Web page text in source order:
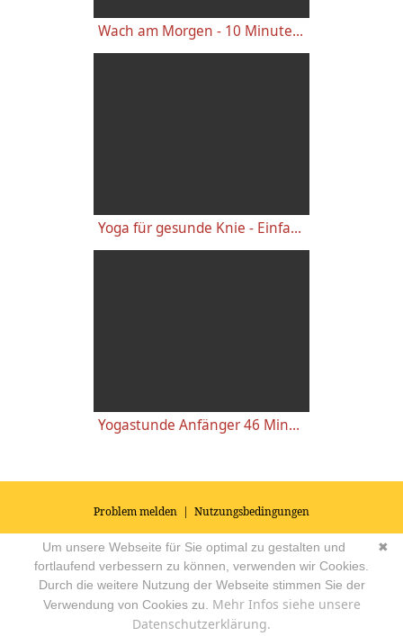
Wach am Morgen - 10 Minuten Yogastunde für Energie
Yoga für gesunde Knie - Einfache wirkungsvolle Gelenkübungen
Yogastunde Anfänger 46 Minuten
Problem melden | Nutzungsbedingungen
© 2026Impressum|Datenschutz|AGB's| Yoga Vidya Community -
Forum für Yoga, Meditation und Ayurveda Powered by
✖
Um unsere Webseite für Sie optimal zu gestalten und
fortlaufend verbessern zu können, verwenden wir Cookies.
Durch die weitere Nutzung der Webseite stimmen Sie der
Verwendung von Cookies zu. Mehr Infos siehe unsere
Datenschutzerklärung.